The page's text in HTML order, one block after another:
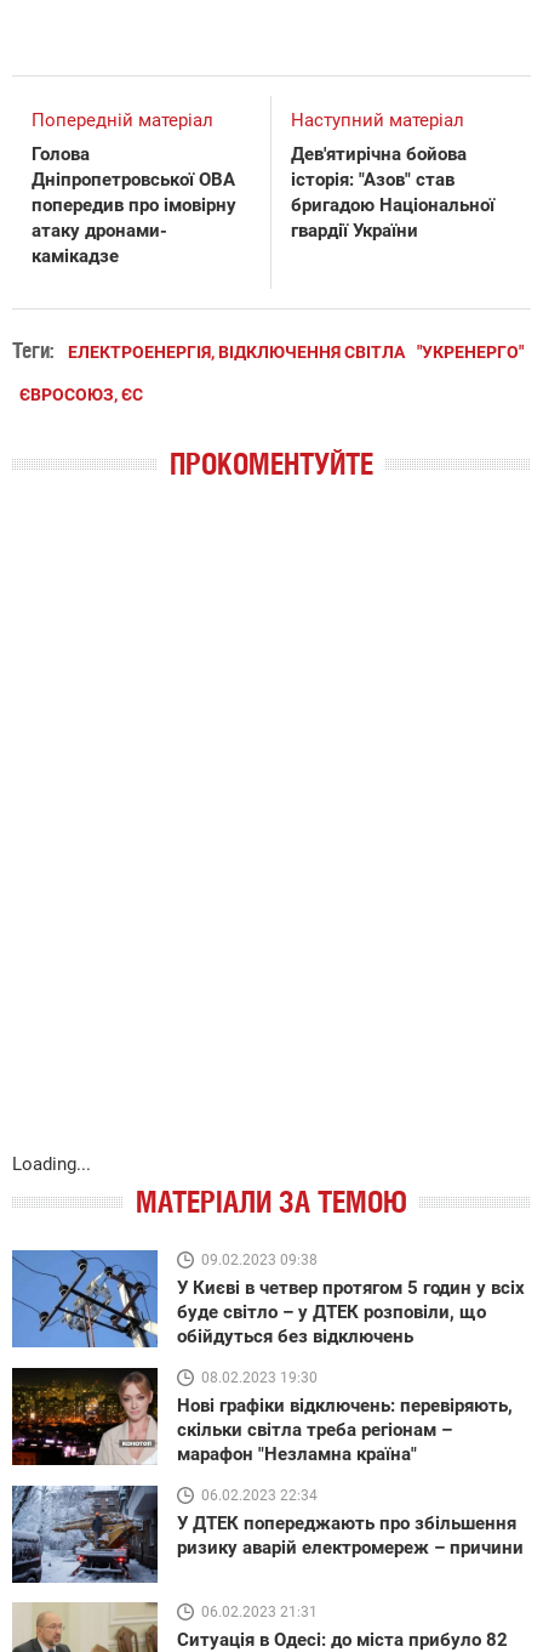
Попередній матеріал
Голова
Дніпропетровської ОВА
попередив про імовірну
атаку дронами-
камікадзе
Наступний матеріал
Дев'ятирічна бойова
історія: "Азов" став
бригадою Національної
гвардії України
Теги: ЕЛЕКТРОЕНЕРГІЯ, ВІДКЛЮЧЕННЯ СВІТЛА "УКРЕНЕРГО"
ЄВРОСОЮЗ, ЄС
ПРОКОМЕНТУЙТЕ
Loading...
МАТЕРІАЛИ ЗА ТЕМОЮ
09.02.2023 09:38
У Києві в четвер протягом 5 годин у всіх
буде світло – у ДТЕК розповіли, що
обійдуться без відключень
08.02.2023 19:30
Нові графіки відключень: перевіряють,
скільки світла треба регіонам –
марафон "Незламна країна"
06.02.2023 22:34
У ДТЕК попереджають про збільшення
ризику аварій електромереж – причини
06.02.2023 21:31
Ситуація в Одесі: до міста прибуло 82